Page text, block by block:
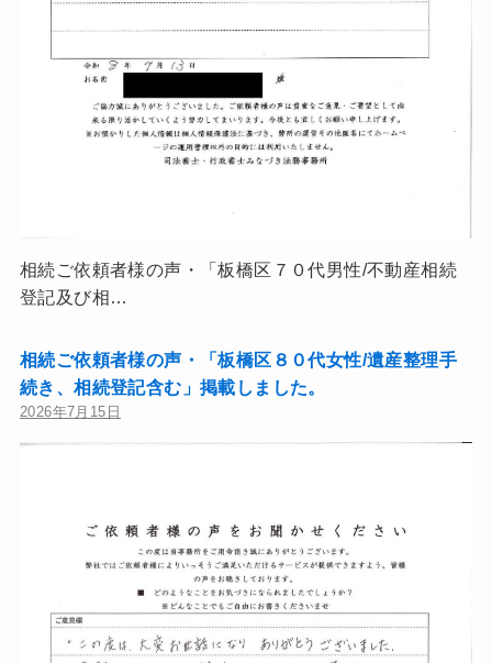
相続ご依頼者様の声・「板橋区７０代男性/不動産相続
登記及び相…
相続ご依頼者様の声・「板橋区８０代女性/遺産整理手
続き、相続登記含む」掲載しました。
2026年7月15日